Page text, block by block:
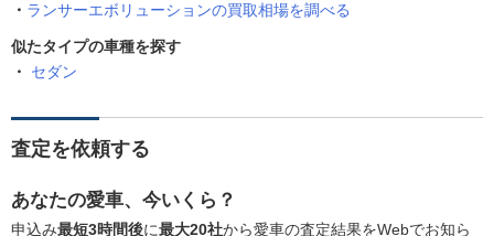
ランサーエボリューションの買取相場を調べる
似たタイプの車種を探す
セダン
査定を依頼する
あなたの愛車、今いくら？
申込み最短3時間後に最大20社から愛車の査定結果をWebでお知ら